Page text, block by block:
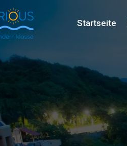
Startseite